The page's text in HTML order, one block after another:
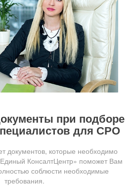
при подборе
для СРО
документов, которые необходимо
КонсалтЦентр» поможет Вам
соблюсти необходимые
требования.